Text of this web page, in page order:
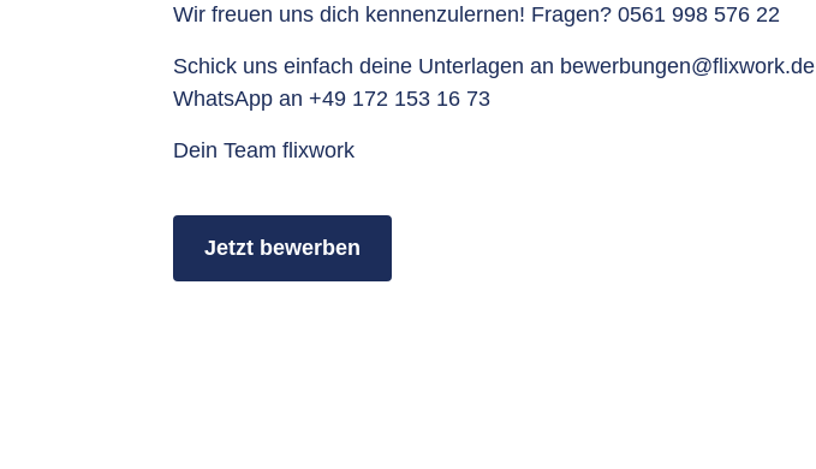
Wir freuen uns dich kennenzulernen! Fragen? 0561 998 576 22
Schick uns einfach deine Unterlagen an bewerbungen@flixwork.de
WhatsApp an +49 172 153 16 73
Dein Team flixwork
Jetzt bewerben